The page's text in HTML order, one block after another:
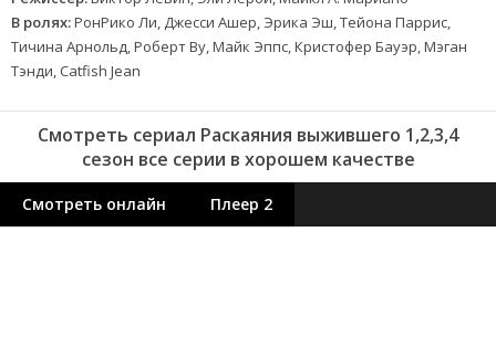
В ролях:РонРико Ли, Джесси Ашер, Эрика Эш, Тейона Паррис,
Тичина Арнольд, Роберт Ву, Майк Эппс, Кристофер Бауэр, Мэган
Тэнди, Catfish Jean
Смотреть сериал Раскаяния выжившего 1,2,3,4
сезон все серии в хорошем качестве
Смотреть онлайн Плеер 2